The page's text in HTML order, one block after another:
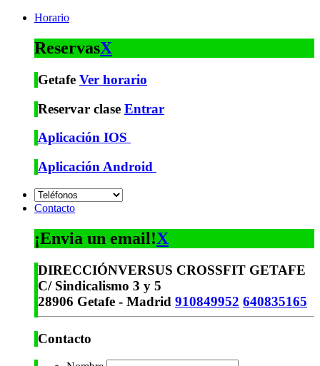
Horario
ReservasX
Getafe Ver horario
Reservar clase Entrar
Aplicación IOS
Aplicación Android
Contacto
¡Envia un email!X
DIRECCIÓNVERSUS CROSSFIT GETAFE
C/ Sindicalismo 3 y 5
28906 Getafe - Madrid 910849952 640835165
Contacto